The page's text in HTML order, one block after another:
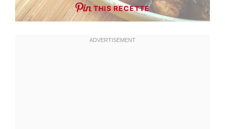
THIS RECETTE